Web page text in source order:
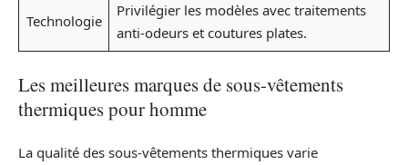
Technologie
Privilégier les modèles avec traitements
anti-odeurs et coutures plates.
Les meilleures marques de sous-vêtements
thermiques pour homme
La qualité des sous-vêtements thermiques varie